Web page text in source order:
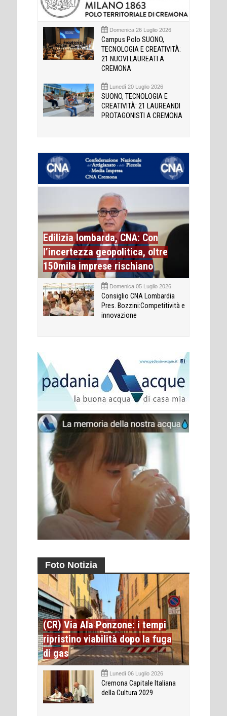
Domenica 26 Luglio 2026
Campus Polo SUONO,
TECNOLOGIA E CREATIVITÀ:
21 NUOVI LAUREATI A
CREMONA
Lunedì 20 Luglio 2026
SUONO, TECNOLOGIA E
CREATIVITÀ: 21 LAUREANDI
PROTAGONISTI A CREMONA
Edilizia lombarda, CNA: Con
l’incertezza geopolitica, oltre
150mila imprese rischiano
Domenica 05 Luglio 2026
Consiglio CNA Lombardia
Pres. Bozzini:Competitività e
innovazione
Foto Notizia
(CR) Via Ala Ponzone: i tempi
ripristino viabilità dopo la fuga
di gas
Lunedì 06 Luglio 2026
Cremona Capitale Italiana
della Cultura 2029